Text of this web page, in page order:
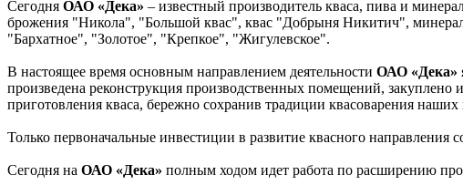
Сегодня ОАО «Дека» – известный производитель кваса, пива и
брожения "Никола", "Большой квас", квас "Добрыня Никитич",
"Бархатное", "Золотое", "Крепкое", "Жигулевское".
В настоящее время основным направлением деятельности ОАО «Дека»
произведена реконструкция производственных помещений, закуплено
приготовления кваса, бережно сохранив традиции квасоварения наших
Только первоначальные инвестиции в развитие квасного направления
Сегодня на ОАО «Дека» полным ходом идет работа по расширению